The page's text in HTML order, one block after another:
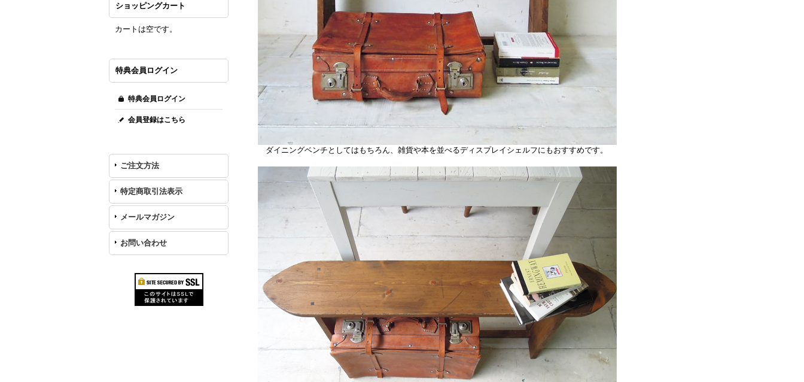
ショッピングカート
カートは空です。
特典会員ログイン
特典会員ログイン
会員登録はこちら
ご注文方法
特定商取引法表示
メールマガジン
お問い合わせ
ダイニングベンチとしてはもちろん、雑貨や本を並べるディスプレイシェルフにもおすすめです。